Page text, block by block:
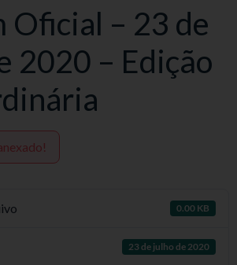
Oficial – 23 de
2020 – Edição
0.00 KB
23 de julho de 2020